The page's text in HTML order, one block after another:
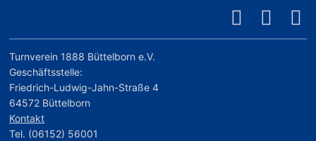
Turnverein 1888 Büttelborn e.V.
Geschäftsstelle:
Friedrich-Ludwig-Jahn-Straße 4
64572 Büttelborn
Kontakt
Tel. (06152) 56001